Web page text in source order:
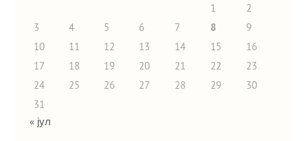
1
2
3
4 5 6 7 8
9
10
11 12 13 14 15
16
17
18 19 20 21 22
23
24
25 26 27 28 29
30
31
« јул